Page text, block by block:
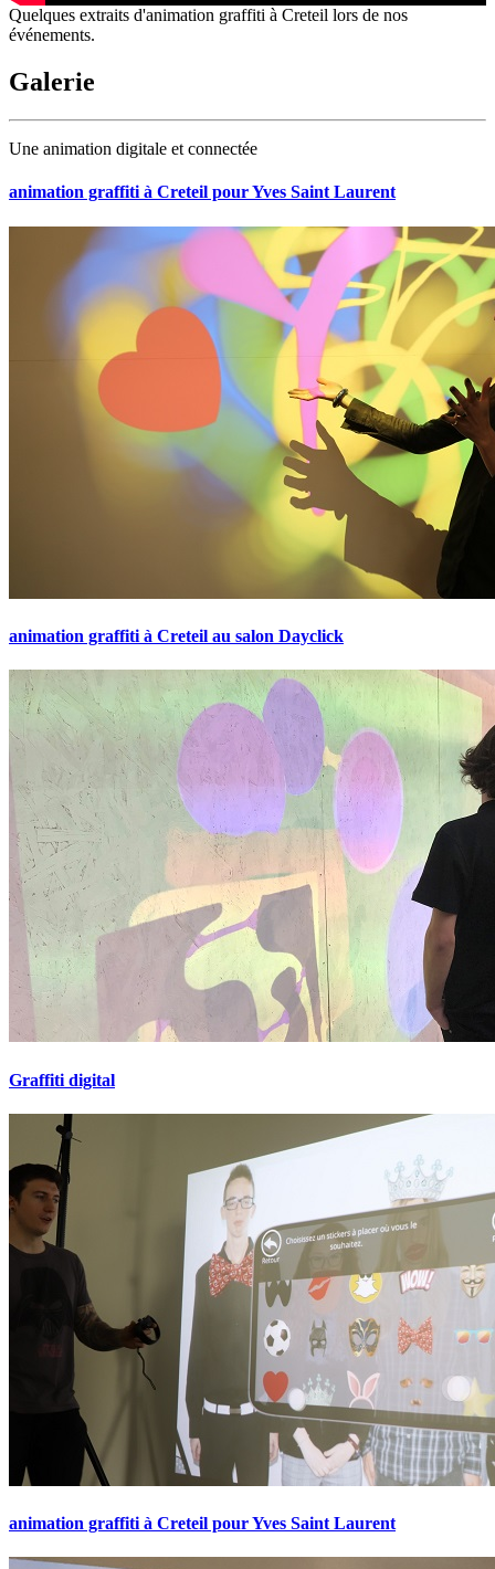
Quelques extraits d'animation graffiti à Creteil lors de nos
événements.
Galerie
Une animation digitale et connectée
animation graffiti à Creteil pour Yves Saint Laurent
animation graffiti à Creteil au salon Dayclick
Graffiti digital
animation graffiti à Creteil pour Yves Saint Laurent